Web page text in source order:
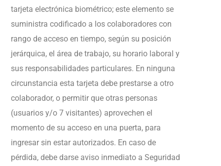
tarjeta electrónica biométrico; este elemento se
suministra codificado a los colaboradores con
rango de acceso en tiempo, según su posición
jerárquica, el área de trabajo, su horario laboral y
sus responsabilidades particulares. En ninguna
circunstancia esta tarjeta debe prestarse a otro
colaborador, o permitir que otras personas
(usuarios y/o 7 visitantes) aprovechen el
momento de su acceso en una puerta, para
ingresar sin estar autorizados. En caso de
pérdida, debe darse aviso inmediato a Seguridad